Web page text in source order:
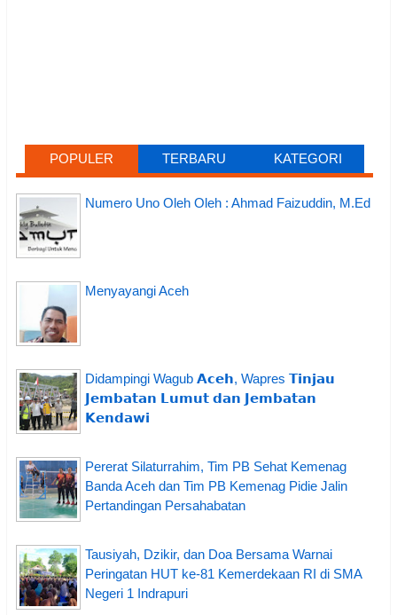
POPULER TERBARU KATEGORI
Numero Uno Oleh Oleh : Ahmad Faizuddin, M.Ed
Menyayangi Aceh
Didampingi Wagub 𝗔𝗰𝗲𝗵, Wapres 𝗧𝗶𝗻𝗷𝗮𝘂
𝗝𝗲𝗺𝗯𝗮𝘁𝗮𝗻 𝗟𝘂𝗺𝘂𝘁 𝗱𝗮𝗻 𝗝𝗲𝗺𝗯𝗮𝘁𝗮𝗻
𝗞𝗲𝗻𝗱𝗮𝘄𝗶
Pererat Silaturrahim, Tim PB Sehat Kemenag
Banda Aceh dan Tim PB Kemenag Pidie Jalin
Pertandingan Persahabatan
Tausiyah, Dzikir, dan Doa Bersama Warnai
Peringatan HUT ke-81 Kemerdekaan RI di SMA
Negeri 1 Indrapuri